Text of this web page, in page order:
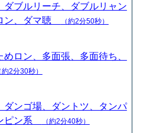
ダブルリーチ、ダブルリャン
ン、ダマ聴
（約2分50秒）
ロン、多面張、多面待ち、
約2分30秒）
ダンゴ場、ダントツ、タンパ
ピン系
（約2分40秒）